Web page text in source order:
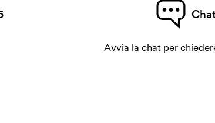
Avvia la chat per